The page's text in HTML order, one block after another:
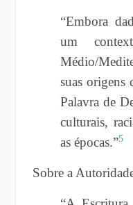
“Embora
um
Médio/
suas origens
Palavra de
culturais,
as épocas.”5
Sobre a